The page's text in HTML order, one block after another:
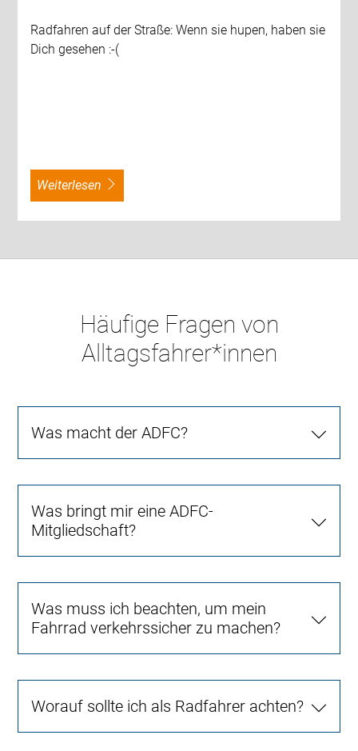
Radfahren auf der Straße: Wenn sie hupen, haben sie
Dich gesehen :-(
weiterlesen
Häufige Fragen von
Alltagsfahrer*innen
Was macht der ADFC?
Was bringt mir eine ADFC-
Mitgliedschaft?
Was muss ich beachten, um mein
Fahrrad verkehrssicher zu machen?
Worauf sollte ich als Radfahrer achten?